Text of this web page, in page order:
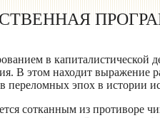
в капиталистической
В этом находит выражение
переломных эпох в истории
сотканным из противоре­